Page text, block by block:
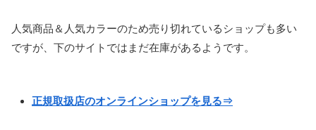
人気商品＆人気カラーのため売り切れているショップも多い
ですが、下のサイトではまだ在庫があるようです。
正規取扱店のオンラインショップを見る⇒